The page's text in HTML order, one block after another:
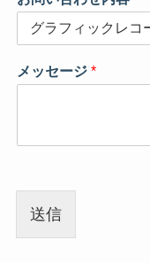
ー
レ
メッセージ *
送信